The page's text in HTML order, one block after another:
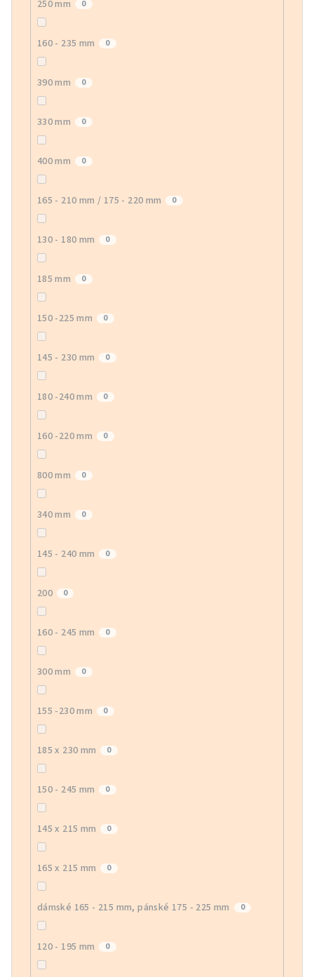
250 mm 0
160 - 235 mm 0
390 mm 0
330 mm 0
400 mm 0
165 - 210 mm / 175 - 220 mm 0
130 - 180 mm 0
185 mm 0
150 -225 mm 0
145 - 230 mm 0
180 -240 mm 0
160 -220 mm 0
800 mm 0
340 mm 0
145 - 240 mm 0
200 0
160 - 245 mm 0
300 mm 0
155 -230 mm 0
185 x 230 mm 0
150 - 245 mm 0
145 x 215 mm 0
165 x 215 mm 0
dámské 165 - 215 mm, pánské 175 - 225 mm 0
120 - 195 mm 0